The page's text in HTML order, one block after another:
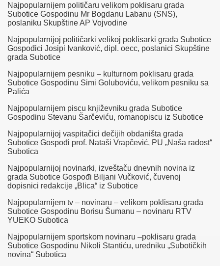
Najpopularnijem političaru velikom poklisaru grada
Subotice Gospodinu Mr Bogdanu Labanu (SNS),
poslaniku Skupštine AP Vojvodine
Najpopularnijoj političarki velikoj poklisarki grada Subotice
Gospođici Josipi Ivanković, dipl. oecc, poslanici Skupštine
grada Subotice
Najpopularnijem pesniku – kulturnom poklisaru grada
Subotice Gospodinu Simi Goluboviću, velikom pesniku sa
Palića
Najpopularnijem piscu književniku grada Subotice
Gospodinu Stevanu Šarčeviću, romanopiscu iz Subotice
Najpopularnijoj vaspitačici dečijih obdaništa grada
Subotice Gospođi prof. Nataši Vrapčević, PU „Naša radost“
Subotica
Najpopularnijoj novinarki, izveštaču dnevnih novina iz
grada Subotice Gospođi Biljani Vučković, čuvenoj
dopisnici redakcije „Blica“ iz Subotice
Najpopularnijem tv – novinaru – velikom poklisaru grada
Subotice Gospodinu Borisu Šumanu – novinaru RTV
YUEKO Subotica
Najpopularnijem sportskom novinaru –poklisaru grada
Subotice Gospodinu Nikoli Stantiću, uredniku „Subotičkih
novina“ Subotica